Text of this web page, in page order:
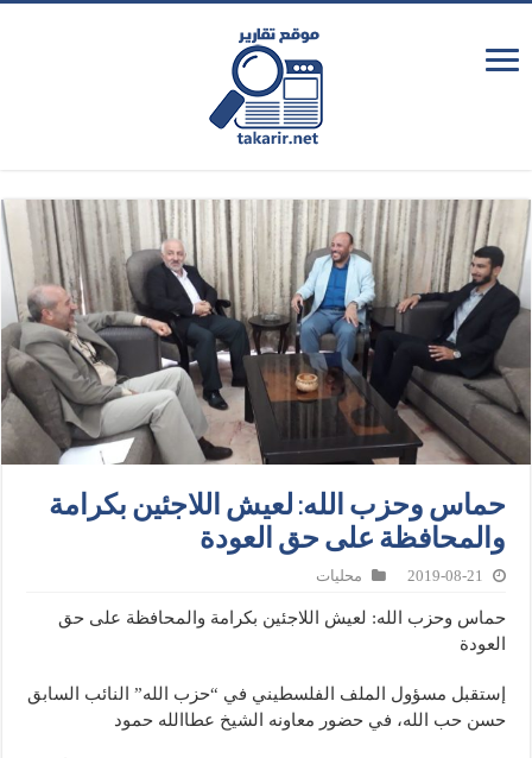
حماس وحزب الله: لعيش اللاجئين بكرامة
والمحافظة على حق العودة
2019-08-21 محليات
حماس وحزب الله: لعيش اللاجئين بكرامة والمحافظة على حق
العودة
إستقبل مسؤول الملف الفلسطيني في “حزب الله” النائب السابق
حسن حب الله، في حضور معاونه الشيخ عطاالله حمود